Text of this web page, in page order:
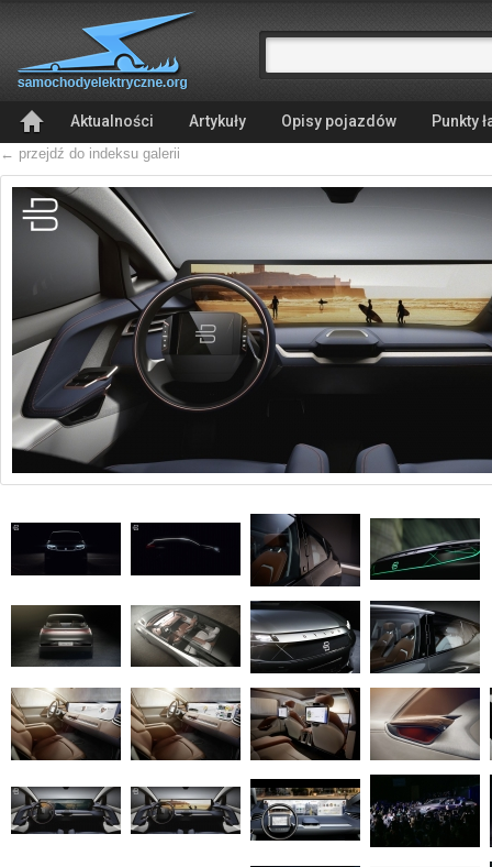
Aktualności Artykuły Opisy pojazdów Punkty
← przejdź do indeksu galerii